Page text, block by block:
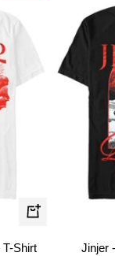
Schnellansicht
Shirt
Jinjer